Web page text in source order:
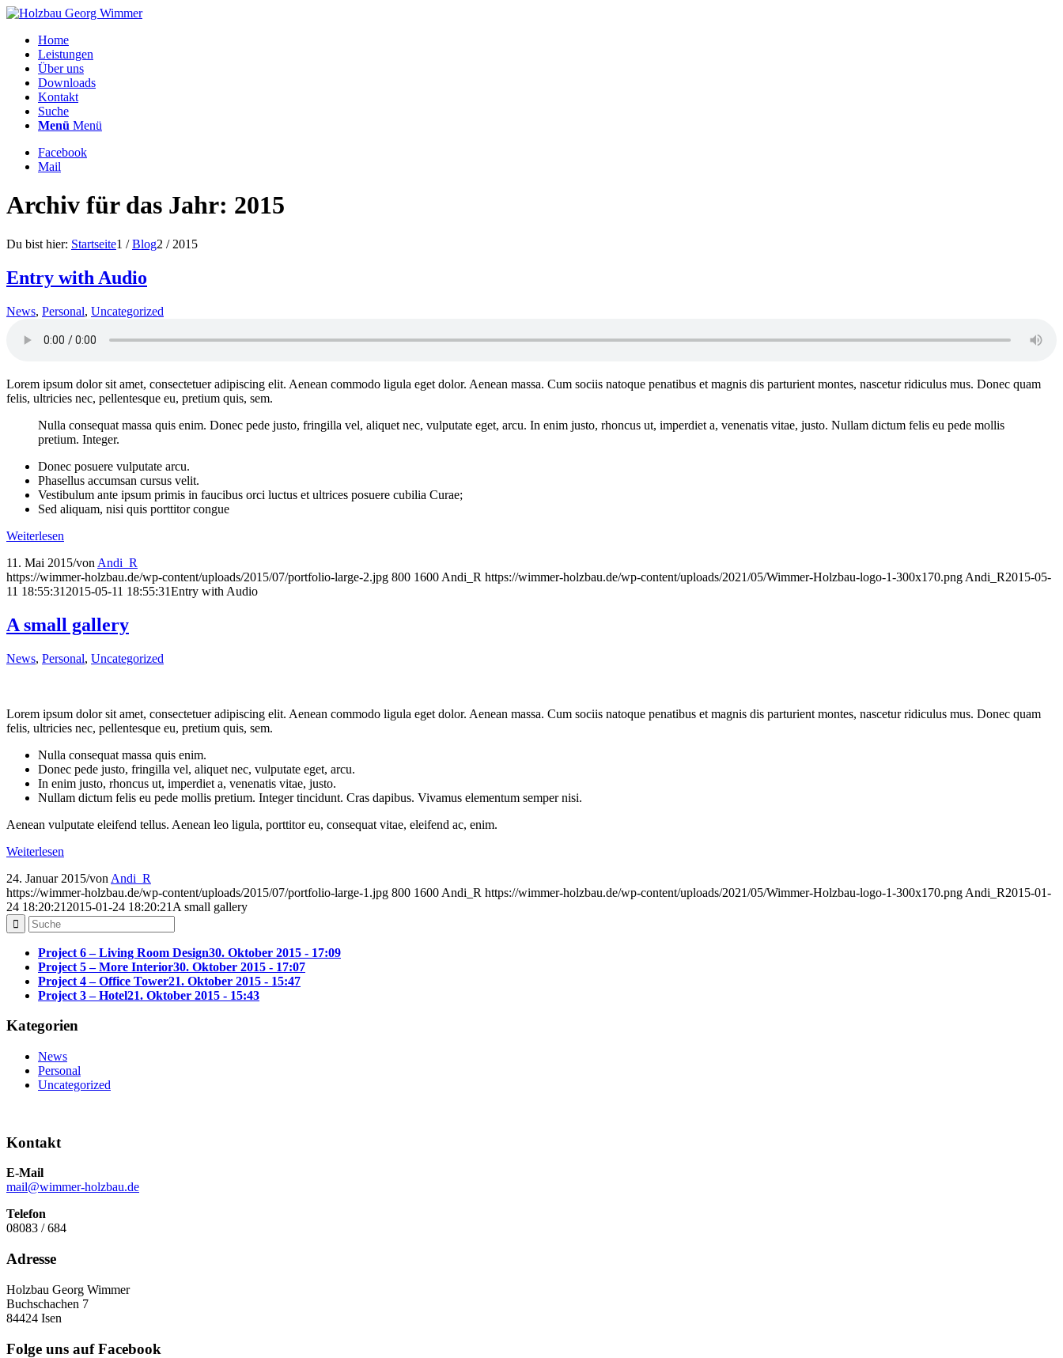
Home
Leistungen
Über uns
Downloads
Kontakt
Suche
Menü Menü
Facebook
Mail
Archiv für das Jahr: 2015
Du bist hier: Startseite1 / Blog2 / 2015
Entry with Audio
News, Personal, Uncategorized
Lorem ipsum dolor sit amet, consectetuer adipiscing elit. Aenean commodo ligula eget dolor. Aenean massa. Cum sociis natoque penatibus et magnis dis parturient montes, nascetur ridiculus mus. Donec quam
felis, ultricies nec, pellentesque eu, pretium quis, sem.
Nulla consequat massa quis enim. Donec pede justo, fringilla vel, aliquet nec, vulputate eget, arcu. In enim justo, rhoncus ut, imperdiet a, venenatis vitae, justo. Nullam dictum felis eu pede mollis
pretium. Integer.
Donec posuere vulputate arcu.
Phasellus accumsan cursus velit.
Vestibulum ante ipsum primis in faucibus orci luctus et ultrices posuere cubilia Curae;
Sed aliquam, nisi quis porttitor congue
Weiterlesen
11. Mai 2015/von Andi_R
https://wimmer-holzbau.de/wp-content/uploads/2015/07/portfolio-large-2.jpg 800 1600 Andi_R https://wimmer-holzbau.de/wp-content/uploads/2021/05/Wimmer-Holzbau-logo-1-300x170.png Andi_R2015-05-
11 18:55:31 2015-05-11 18:55:31Entry with Audio
A small gallery
News, Personal, Uncategorized
Lorem ipsum dolor sit amet, consectetuer adipiscing elit. Aenean commodo ligula eget dolor. Aenean massa. Cum sociis natoque penatibus et magnis dis parturient montes, nascetur ridiculus mus. Donec quam
felis, ultricies nec, pellentesque eu, pretium quis, sem.
Nulla consequat massa quis enim.
Donec pede justo, fringilla vel, aliquet nec, vulputate eget, arcu.
In enim justo, rhoncus ut, imperdiet a, venenatis vitae, justo.
Nullam dictum felis eu pede mollis pretium. Integer tincidunt. Cras dapibus. Vivamus elementum semper nisi.
Aenean vulputate eleifend tellus. Aenean leo ligula, porttitor eu, consequat vitae, eleifend ac, enim.
Weiterlesen
24. Januar 2015/von Andi_R
https://wimmer-holzbau.de/wp-content/uploads/2015/07/portfolio-large-1.jpg 800 1600 Andi_R https://wimmer-holzbau.de/wp-content/uploads/2021/05/Wimmer-Holzbau-logo-1-300x170.png Andi_R2015-01-
24 18:20:21 2015-01-24 18:20:21 A small gallery
Project 6 – Living Room Design30. Oktober 2015 - 17:09
Project 5 – More Interior30. Oktober 2015 - 17:07
Project 4 – Office Tower21. Oktober 2015 - 15:47
Project 3 – Hotel21. Oktober 2015 - 15:43
Kategorien
News
Personal
Uncategorized
Kontakt
E-Mail
mail@wimmer-holzbau.de
Telefon
08083 / 684
Adresse
Holzbau Georg Wimmer
Buchschachen 7
84424 Isen
Folge uns auf Facebook